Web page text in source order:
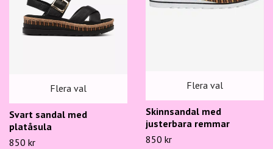
Flera val
Svart sandal med
platåsula
850 kr
Flera val
Skinnsandal med
justerbara remmar
850 kr